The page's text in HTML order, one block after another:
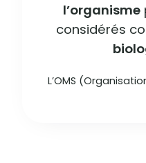
l’organisme
considérés
L’OMS